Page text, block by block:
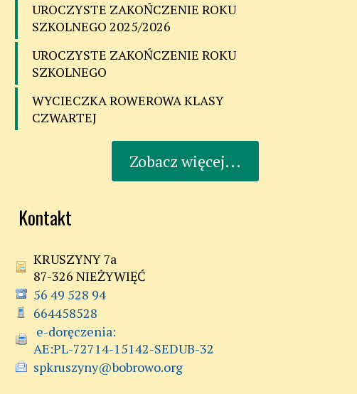
UROCZYSTE ZAKOŃCZENIE ROKU
SZKOLNEGO 2025/2026
UROCZYSTE ZAKOŃCZENIE ROKU
SZKOLNEGO
WYCIECZKA ROWEROWA KLASY
CZWARTEJ
Zobacz więcej...
Kontakt
KRUSZYNY 7a
87-326 NIEŻYWIĘĆ
56 49 528 94
664458528
AE:PL-72714-15142-SEDUB-32
spkruszyny@bobrowo.org